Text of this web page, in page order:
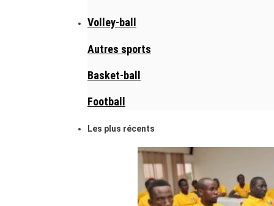
Volley-ball
Autres sports
Basket-ball
Football
Les plus récents